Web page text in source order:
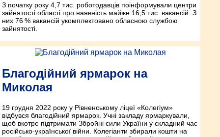
З початку року 4,7 тис. роботодавців поінформували центри
зайнятості області про наявність майже 16,5 тис. вакансій. З
них 76 % вакансій укомплектовано обласною службою
зайнятості.
Благодійний ярмарок на
Миколая
19 грудня 2022 року у Рівненському ліцеї «Колегіум»
відбувся благодійний ярмарок. Учні закладу ярмаркували,
щоб вкотре підтримати Збройні сили України у складний час
російсько-української війни. Колегіанти збирали кошти на